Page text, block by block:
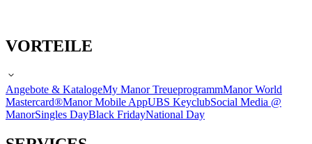
VORTEILE
Angebote & KatalogeMy Manor TreueprogrammManor World
Mastercard®Manor Mobile AppUBS KeyclubSocial Media @
ManorSingles DayBlack FridayNational Day